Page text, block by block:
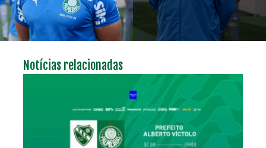
Notícias relacionadas